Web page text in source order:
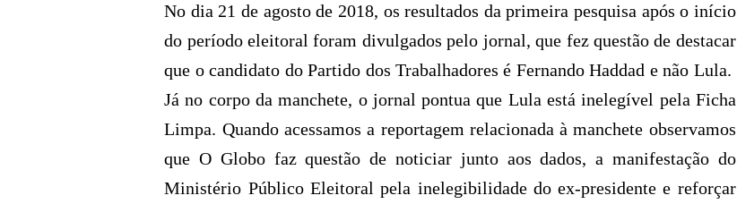
No dia 21 de agosto de 2018, os resultados da primeira pesquisa após o início
do período eleitoral foram divulgados pelo jornal, que fez questão de destacar
que o candidato do Partido dos Trabalhadores é Fernando Haddad e não Lula.
Já no corpo da manchete, o jornal pontua que Lula está inelegível pela Ficha
Limpa. Quando acessamos a reportagem relacionada à manchete observamos
que O Globo faz questão de noticiar junto aos dados, a manifestação do
Ministério Público Eleitoral pela inelegibilidade do ex-presidente e reforçar